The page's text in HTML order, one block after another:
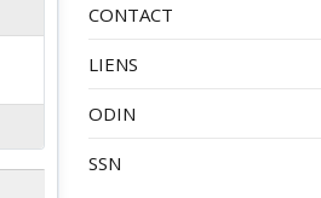
CONTACT
LIENS
ODIN
SSN